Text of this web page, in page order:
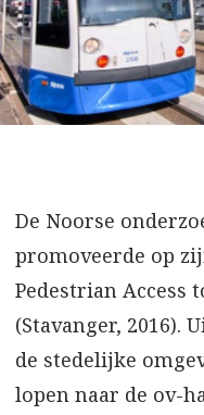
De Noorse
promoveerde op
Pedestrian Access
(Stavanger, 2016).
de stedelijke
lopen naar de ov-